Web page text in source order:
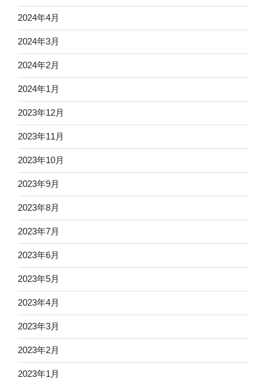
2024年4月
2024年3月
2024年2月
2024年1月
2023年12月
2023年11月
2023年10月
2023年9月
2023年8月
2023年7月
2023年6月
2023年5月
2023年4月
2023年3月
2023年2月
2023年1月